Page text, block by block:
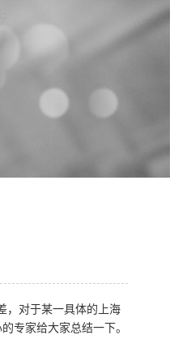
，对于某一具体的上海
专家给大家总结一下。